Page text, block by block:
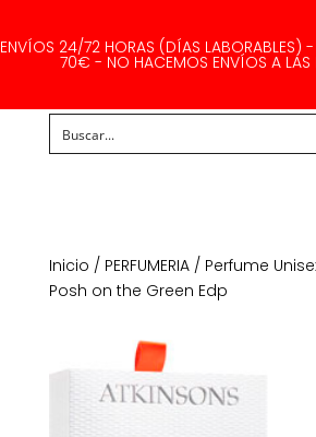
ENVÍOS 24/72 HORAS (DÍAS LABORABLES) -
70€ - NO HACEMOS ENVÍOS A LAS
Inicio / PERFUMERIA/ Perfume
Posh on the Green Edp